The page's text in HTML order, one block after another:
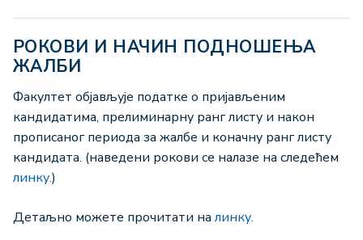
РОКОВИ И НАЧИН ПОДНОШЕЊА
ЖАЛБИ
Факултет објављује податке о пријављеним
кандидатима, прелиминарну ранг листу и након
прописаног периода за жалбе и коначну ранг листу
кандидата. (наведени рокови се налазе на следећем
линку.)
Детаљно можете прочитати на линку.